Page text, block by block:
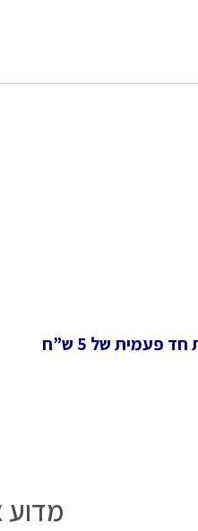
של 5 ש”ח
מדוע